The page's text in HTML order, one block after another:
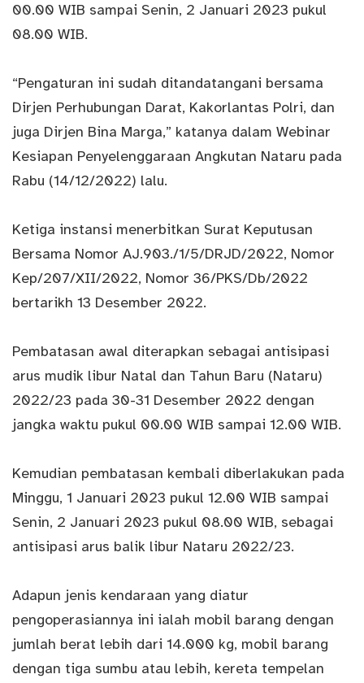
00.00 WIB sampai Senin, 2 Januari 2023 pukul
08.00 WIB.
“Pengaturan ini sudah ditandatangani bersama
Dirjen Perhubungan Darat, Kakorlantas Polri, dan
juga Dirjen Bina Marga,” katanya dalam Webinar
Kesiapan Penyelenggaraan Angkutan Nataru pada
Rabu (14/12/2022) lalu.
Ketiga instansi menerbitkan Surat Keputusan
Bersama Nomor AJ.903./1/5/DRJD/2022, Nomor
Kep/207/XII/2022, Nomor 36/PKS/Db/2022
bertarikh 13 Desember 2022.
Pembatasan awal diterapkan sebagai antisipasi
arus mudik libur Natal dan Tahun Baru (Nataru)
2022/23 pada 30-31 Desember 2022 dengan
jangka waktu pukul 00.00 WIB sampai 12.00 WIB.
Kemudian pembatasan kembali diberlakukan pada
Minggu, 1 Januari 2023 pukul 12.00 WIB sampai
Senin, 2 Januari 2023 pukul 08.00 WIB, sebagai
antisipasi arus balik libur Nataru 2022/23.
Adapun jenis kendaraan yang diatur
pengoperasiannya ini ialah mobil barang dengan
jumlah berat lebih dari 14.000 kg, mobil barang
dengan tiga sumbu atau lebih, kereta tempelan